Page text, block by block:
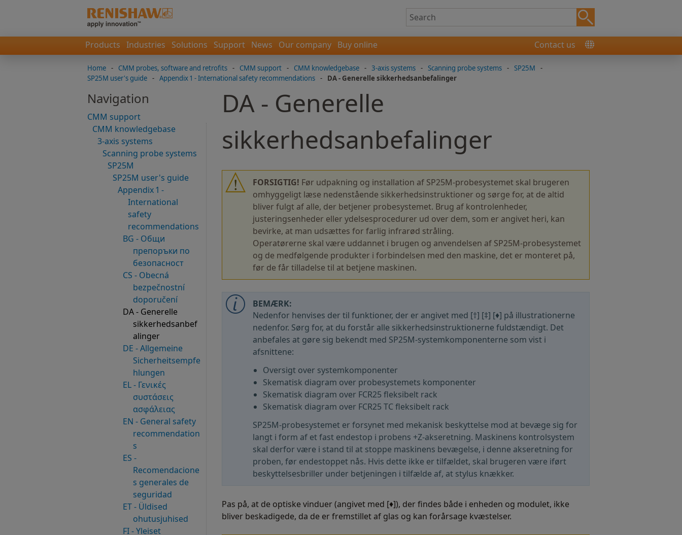
Products Industries Solutions Support News Our company Buy online Contact us
Home - CMM probes, software and retrofits - CMM support - CMM knowledgebase - 3-axis systems - Scanning probe systems - SP25M
-
SP25M user's guide - Appendix 1 - International safety recommendations - DA - Generelle sikkerhedsanbefalinger
Navigation
CMM support
CMM knowledgebase
3-axis systems
Scanning probe systems
SP25M
SP25M user's guide
Appendix 1 -
International
safety
recommendations
BG - Общи
препоръки по
безопасност
CS - Obecná
bezpečnostní
doporučení
DA - Generelle
sikkerhedsanbef
alinger
DE - Allgemeine
Sicherheitsempfe
hlungen
EL - Γενικές
συστάσεις
ασφάλειας
EN - General safety
recommendation
s
ES -
Recomendacione
s generales de
seguridad
ET - Üldised
ohutusjuhised
FI - Yleiset
DA - Generelle
sikkerhedsanbefalinger
FORSIGTIG! Før udpakning og installation af SP25M-probesystemet skal brugeren
omhyggeligt læse nedenstående sikkerhedsinstruktioner og sørge for, at de altid
bliver fulgt af alle, der betjener probesystemet. Brug af kontrolenheder,
justeringsenheder eller ydelsesprocedurer ud over dem, som er angivet heri, kan
bevirke, at man udsættes for farlig infrarød stråling.
Operatørerne skal være uddannet i brugen og anvendelsen af SP25M-probesystemet
og de medfølgende produkter i forbindelsen med den maskine, det er monteret på,
før de får tilladelse til at betjene maskinen.
BEMÆRK:
Nedenfor henvises der til funktioner, der er angivet med [†] [‡] [♦] på illustrationerne
nedenfor. Sørg for, at du forstår alle sikkerhedsinstruktionerne fuldstændigt. Det
anbefales at gøre sig bekendt med SP25M-systemkomponenterne som vist i
afsnittene:
Oversigt over systemkomponenter
Skematisk diagram over probesystemets komponenter
Skematisk diagram over FCR25 fleksibelt rack
Skematisk diagram over FCR25 TC fleksibelt rack
SP25M-probesystemet er forsynet med mekanisk beskyttelse mod at bevæge sig for
langt i form af et fast endestop i probens +Z-akseretning. Maskinens kontrolsystem
skal derfor være i stand til at stoppe maskinens bevægelse, i denne akseretning for
proben, før endestoppet nås. Hvis dette ikke er tilfældet, skal brugeren være iført
beskyttelsesbriller under betjeningen i tilfælde af, at stylus knækker.
Pas på, at de optiske vinduer (angivet med [♦]), der findes både i enheden og modulet, ikke
bliver beskadigede, da de er fremstillet af glas og kan forårsage kvæstelser.